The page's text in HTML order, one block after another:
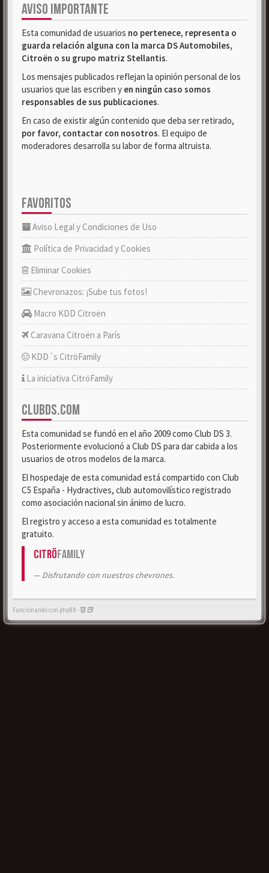
AVISO IMPORTANTE
Esta comunidad de usuarios no pertenece, representa o
guarda relación alguna con la marca DS Automobiles,
Citroën o su grupo matriz Stellantis.
Los mensajes publicados reflejan la opinión personal de los
usuarios que las escriben y en ningún caso somos
responsables de sus publicaciones.
En caso de existir algún contenido que deba ser retirado,
por favor, contactar con nosotros. El equipo de
moderadores desarrolla su labor de forma altruista.
FAVORITOS
Aviso Legal y Condiciones de Uso
Política de Privacidad y Cookies
Eliminar Cookies
Chevronazos: ¡Sube tus fotos!
Macro KDD Citroën
Caravana Citroën a París
KDD´s CitröFamily
La iniciativa CitröFamily
CLUBDS.COM
Esta comunidad se fundó en el año 2009 como Club DS 3.
Posteriormente evolucionó a Club DS para dar cabida a los
usuarios de otros modelos de la marca.
El hospedaje de esta comunidad está compartido con Club
C5 España - Hydractives, club automovilístico registrado
como asociación nacional sin ánimo de lucro.
El registro y acceso a esta comunidad es totalmente
gratuito.
CitröFamily
Disfrutando con nuestros chevrones.
Funcionando con phpBB -